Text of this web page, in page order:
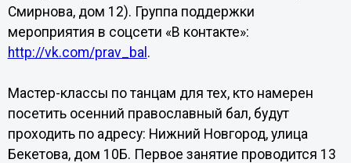
Смирнова, дом 12). Группа поддержки
мероприятия в соцсети «В контакте»:
http://vk.com/prav_bal .
Мастер-классы по танцам для тех, кто намерен
посетить осенний православный бал, будут
проходить по адресу: Нижний Новгород, улица
Бекетова, дом 10Б. Первое занятие проводится 13